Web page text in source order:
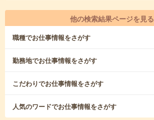
他の検索結果ページを見る
職種でお仕事情報をさがす
勤務地でお仕事情報をさがす
こだわりでお仕事情報をさがす
人気のワードでお仕事情報をさがす